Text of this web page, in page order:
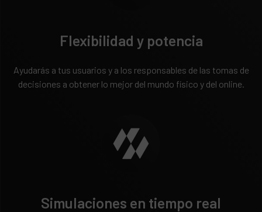
Flexibilidad y potencia
Ayudarás a tus usuarios y a los responsables de las tomas de
decisiones a obtener lo mejor del mundo físico y del online.
Simulaciones en tiempo real